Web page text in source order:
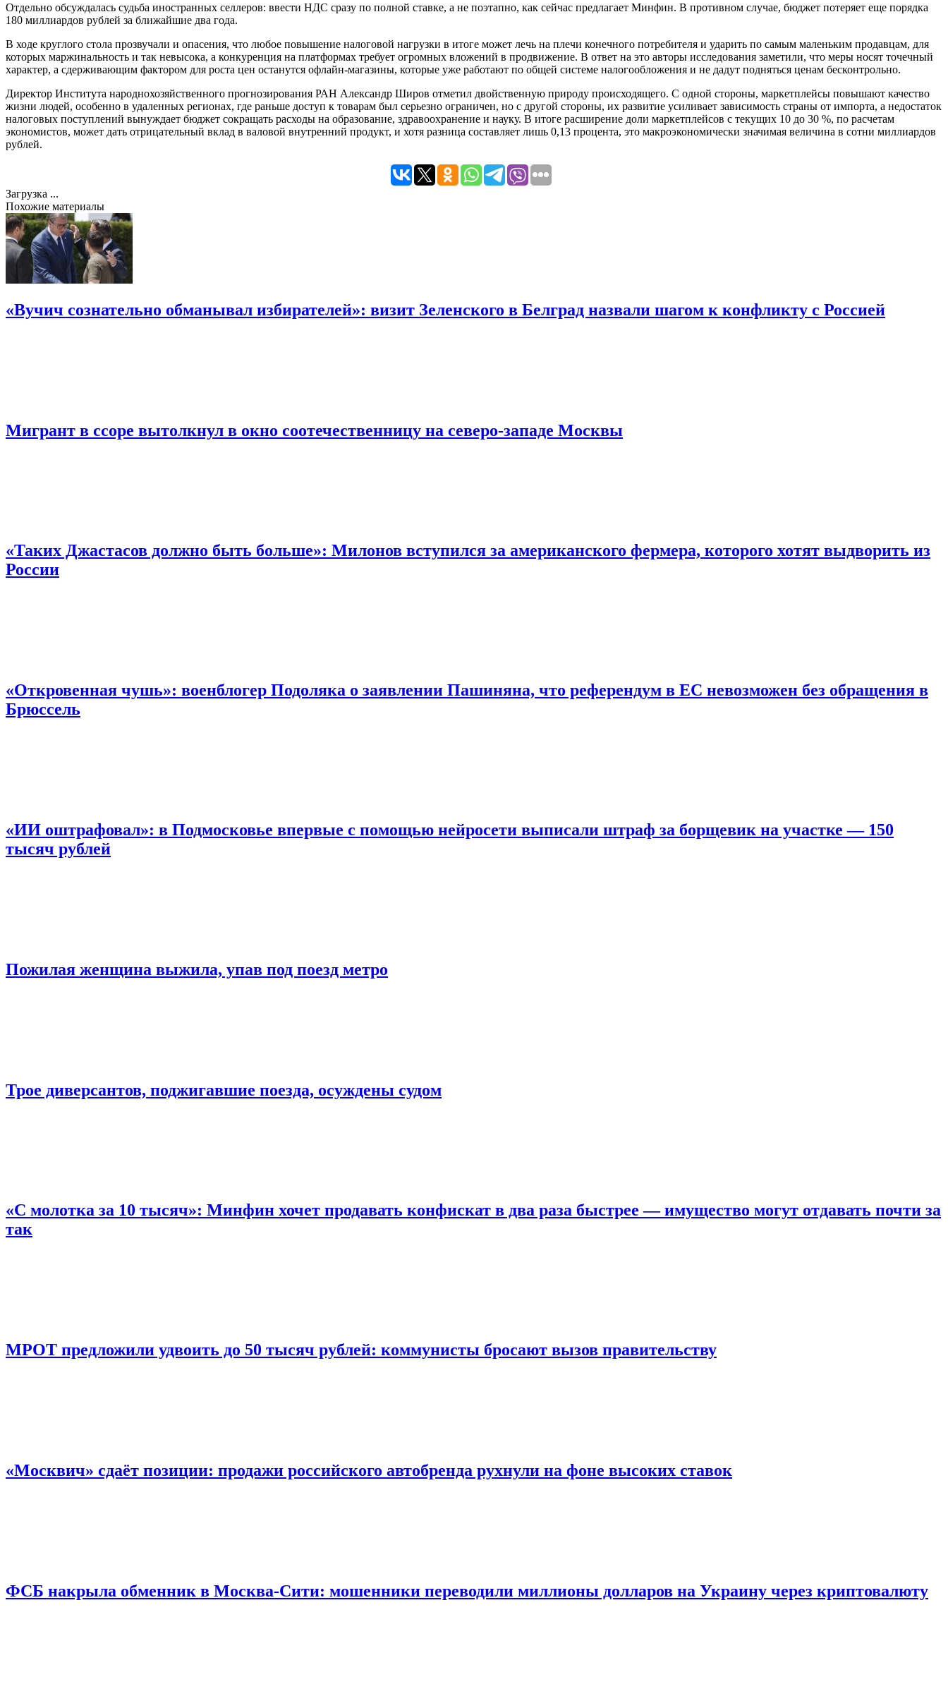
Отдельно обсуждалась судьба иностранных селлеров: ввести НДС сразу по полной ставке, а не поэтапно, как сейчас предлагает Минфин. В противном случае, бюджет потеряет еще порядка
180 миллиардов рублей за ближайшие два года.
В ходе круглого стола прозвучали и опасения, что любое повышение налоговой нагрузки в итоге может лечь на плечи конечного потребителя и ударить по самым маленьким продавцам, для
которых маржинальность и так невысока, а конкуренция на платформах требует огромных вложений в продвижение. В ответ на это авторы исследования заметили, что меры носят точечный
характер, а сдерживающим фактором для роста цен останутся офлайн-магазины, которые уже работают по общей системе налогообложения и не дадут подняться ценам бесконтрольно.
Директор Института народнохозяйственного прогнозирования РАН Александр Широв отметил двойственную природу происходящего. С одной стороны, маркетплейсы повышают качество
жизни людей, особенно в удаленных регионах, где раньше доступ к товарам был серьезно ограничен, но с другой стороны, их развитие усиливает зависимость страны от импорта, а недостаток
налоговых поступлений вынуждает бюджет сокращать расходы на образование, здравоохранение и науку. В итоге расширение доли маркетплейсов с текущих 10 до 30 %, по расчетам
экономистов, может дать отрицательный вклад в валовой внутренний продукт, и хотя разница составляет лишь 0,13 процента, это макроэкономически значимая величина в сотни миллиардов
рублей.
Загрузка ...
Похожие материалы
«Вучич сознательно обманывал избирателей»: визит Зеленского в Белград назвали шагом к конфликту с Россией
Мигрант в ссоре вытолкнул в окно соотечественницу на северо-западе Москвы
«Таких Джастасов должно быть больше»: Милонов вступился за американского фермера, которого хотят выдворить из
России
«Откровенная чушь»: военблогер Подоляка о заявлении Пашиняна, что референдум в ЕС невозможен без обращения в
Брюссель
«ИИ оштрафовал»: в Подмосковье впервые с помощью нейросети выписали штраф за борщевик на участке — 150
тысяч рублей
Пожилая женщина выжила, упав под поезд метро
Трое диверсантов, поджигавшие поезда, осуждены судом
«С молотка за 10 тысяч»: Минфин хочет продавать конфискат в два раза быстрее — имущество могут отдавать почти за
так
МРОТ предложили удвоить до 50 тысяч рублей: коммунисты бросают вызов правительству
«Москвич» сдаёт позиции: продажи российского автобренда рухнули на фоне высоких ставок
ФСБ накрыла обменник в Москва-Сити: мошенники переводили миллионы долларов на Украину через криптовалюту